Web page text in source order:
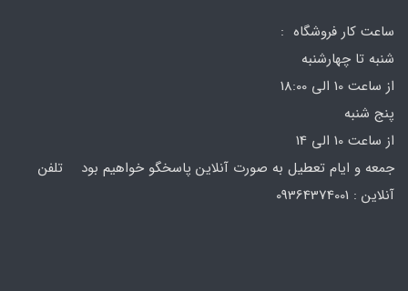
ساعت کار فروشگاه :
شنبه تا چهارشنبه
از ساعت 10 الی 18:00
پنج شنبه
از ساعت 10 الی 14
جمعه و ایام تعطیل به صورت آنلاین پاسخگو خواهیم بود تلفن